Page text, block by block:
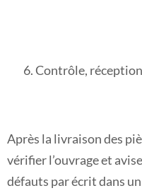
Contrôle,
Après la livraison des
vérifier l’ouvrage et
défauts par écrit dans